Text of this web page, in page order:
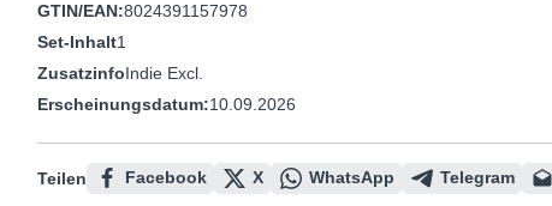
GTIN/EAN:8024391157978
Set-Inhalt1
ZusatzinfoIndie Excl.
Erscheinungsdatum:10.09.2026
Teilen Facebook X WhatsApp Telegram